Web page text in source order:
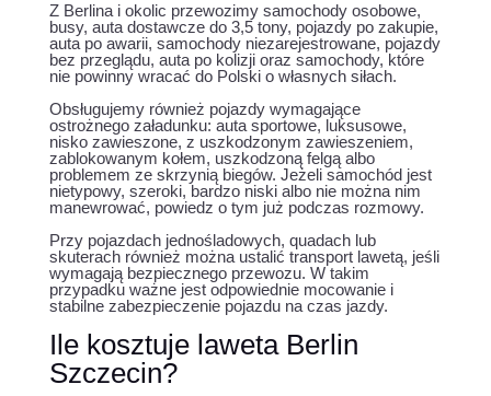
Z Berlina i okolic przewozimy samochody osobowe,
busy, auta dostawcze do 3,5 tony, pojazdy po zakupie,
auta po awarii, samochody niezarejestrowane, pojazdy
bez przeglądu, auta po kolizji oraz samochody, które
nie powinny wracać do Polski o własnych siłach.
Obsługujemy również pojazdy wymagające
ostrożnego załadunku: auta sportowe, luksusowe,
nisko zawieszone, z uszkodzonym zawieszeniem,
zablokowanym kołem, uszkodzoną felgą albo
problemem ze skrzynią biegów. Jeżeli samochód jest
nietypowy, szeroki, bardzo niski albo nie można nim
manewrować, powiedz o tym już podczas rozmowy.
Przy pojazdach jednośladowych, quadach lub
skuterach również można ustalić transport lawetą, jeśli
wymagają bezpiecznego przewozu. W takim
przypadku ważne jest odpowiednie mocowanie i
stabilne zabezpieczenie pojazdu na czas jazdy.
Ile kosztuje laweta Berlin
Szczecin?